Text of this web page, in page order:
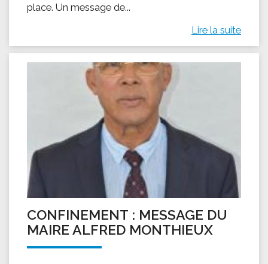
place. Un message de...
Lire la suite
CONFINEMENT : MESSAGE DU
MAIRE ALFRED MONTHIEUX